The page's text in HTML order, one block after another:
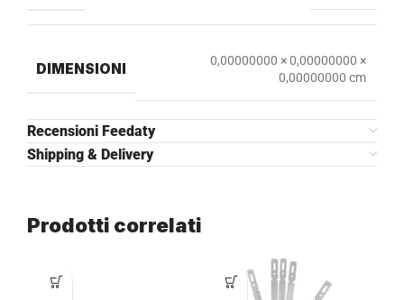
DIMENSIONI
0,00000000 × 0,00000000 ×
0,00000000 cm
Recensioni Feedaty
Shipping & Delivery
Prodotti correlati